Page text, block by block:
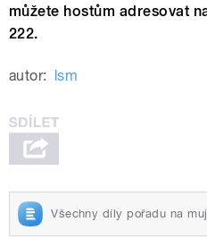
můžete hostům adresovat
222.
autor: lsm
Všechny díly pořadu na